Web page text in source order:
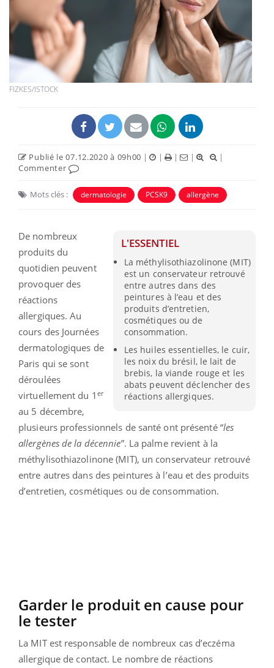
FIZKES/ISTOCK
Publié le 07.12.2020 à 09h00 | | | |
|
Commenter
Mots clés : dermatologie PCSK9 allergène
L'ESSENTIEL
La méthylisothiazolinone (MIT)
est un conservateur retrouvé
entre autres dans des
peintures à l’eau et des
produits d’entretien,
cosmétiques ou de
consommation.
Les huiles essentielles, le cuir,
les noix du brésil, le lait de
brebis, la viande rouge et les
abats peuvent déclencher des
réactions allergiques.
De nombreux
produits du
quotidien peuvent
provoquer des
réactions
allergiques. Au
cours des Journées
dermatologiques de
Paris qui se sont
déroulées
virtuellement du 1 er
au 5 décembre,
plusieurs professionnels de santé ont présenté “les
allergènes de la décennie”. La palme revient à la
méthylisothiazolinone (MIT), un conservateur retrouvé
entre autres dans des peintures à l’eau et des produits
d’entretien, cosmétiques ou de consommation.
Garder le produit en cause pour
le tester
La MIT est responsable de nombreux cas d’eczéma
allergique de contact. Le nombre de réactions